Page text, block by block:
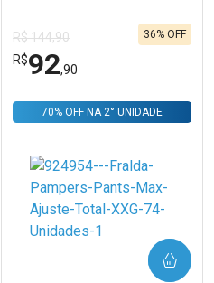
R$ 144,90
R$92,90
36% OFF
Laboratório
Por Menos
70% OFF NA 2° UNIDADE
COMPRAR